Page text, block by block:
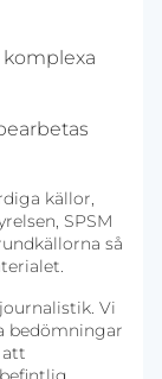
källor,
SPSM
så
Vi
bedömningar
att